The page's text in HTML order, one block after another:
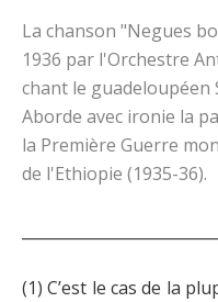
La chanson "Negues
1936 par l'Orchestre
chant le guadeloupéen
Aborde avec ironie la
la Première Guerre
de l'Ethiopie (1935-36).
(1) C’est le cas de la